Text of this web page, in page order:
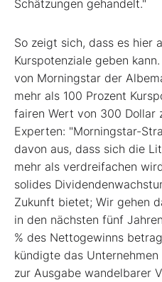
Schätzungen gehandelt."
So zeigt sich, dass es hier
Kurspotenziale geben
von Morningstar der
mehr als 100 Prozent
fairen Wert von 300 Dollar
Experten: "Morningstar-
davon aus, dass sich die
mehr als verdreifachen
solides
Zukunft bietet; Wir gehen
in den nächsten fünf
% des Nettogewinns
kündigte das
zur Ausgabe wandelbarer